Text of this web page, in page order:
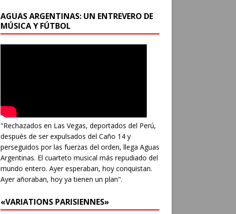
AGUAS ARGENTINAS: UN ENTREVERO DE
MÚSICA Y FÚTBOL
"Rechazados en Las Vegas, deportados del Perú,
después de ser expulsados del Caño 14 y
perseguidos por las fuerzas del orden, llega Aguas
Argentinas. El cuarteto musical más repudiado del
mundo entero. Ayer esperaban, hoy conquistan.
Ayer añoraban, hoy ya tienen un plan".
«VARIATIONS PARISIENNES»